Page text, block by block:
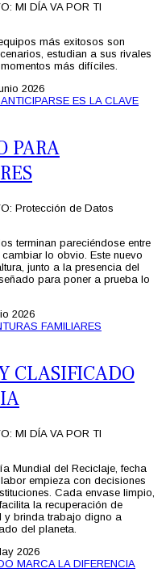
MI DÍA VA POR TI
más exitosos son
estudian a sus rivales
más difíciles.
2026
PARA
Protección de Datos
terminan pareciéndose entre
lo obvio. Este nuevo
junto a la presencia del
para poner a prueba lo
2026
CLASIFICADO
MI DÍA VA POR TI
Mundial del Reciclaje, fecha
empieza con decisiones
Cada envase limpio,
la recuperación de
y brinda trabajo digno a
del planeta.
2026